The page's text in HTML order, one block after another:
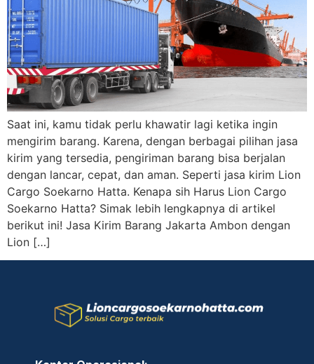
Saat ini, kamu tidak perlu khawatir lagi ketika ingin
mengirim barang. Karena, dengan berbagai pilihan jasa
kirim yang tersedia, pengiriman barang bisa berjalan
dengan lancar, cepat, dan aman. Seperti jasa kirim Lion
Cargo Soekarno Hatta. Kenapa sih Harus Lion Cargo
Soekarno Hatta? Simak lebih lengkapnya di artikel
berikut ini! Jasa Kirim Barang Jakarta Ambon dengan
Lion […]